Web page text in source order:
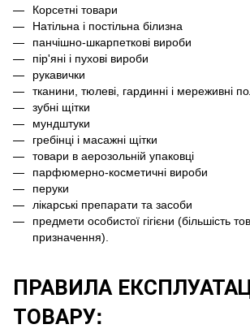
Корсетні товари
Натільна і постільна білизна
панчішно-шкарпеткові вироби
пір'яні і пухові вироби
рукавички
тканини, тюлеві, гардинні і мереживні
зубні щітки
мундштуки
гребінці і масажні щітки
товари в аерозольній упаковці
парфюмерно-косметичні вироби
перуки
лікарські препарати та засоби
предмети особистої гігієни (більшість
призначення).
ПРАВИЛА
ТОВАРУ: